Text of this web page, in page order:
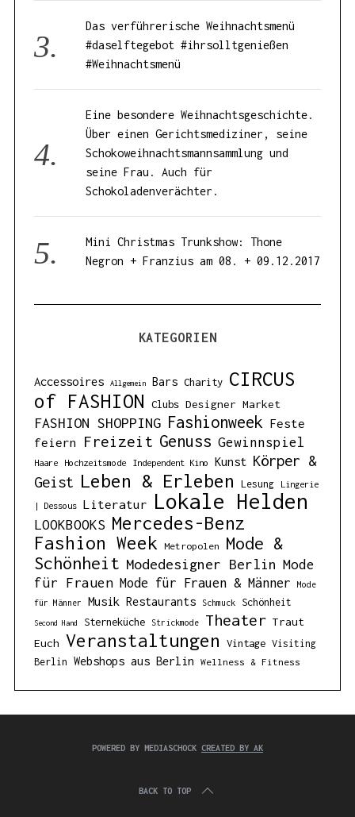
Das verführerische Weihnachtsmenü
#daselftegebot #ihrsolltgenießen
#Weihnachtsmenü
Eine besondere Weihnachtsgeschichte.
Über einen Gerichtsmediziner, seine
Schokoweihnachtsmannsammlung und
seine Frau. Auch für
Schokoladenverächter.
Mini Christmas Trunkshow: Thone
Negron + Franzius am 08. + 09.12.2017
KATEGORIEN
Accessoires Allgemein Bars Charity CIRCUS
of FASHION Clubs Designer Market
FASHION SHOPPING Fashionweek Feste
feiern
Freizeit Genuss Gewinnspiel
Haare Hochzeitsmode Independent Kino Kunst Körper &
Geist Leben & Erleben Lesung Lingerie
| Dessous Literatur Lokale Helden
LOOKBOOKS Mercedes-Benz
Fashion Week Metropolen
Mode &
Schönheit Modedesigner Berlin Mode
für Frauen Mode für Frauen & Männer
Mode
für Männer
Musik Restaurants Schmuck Schönheit
Second Hand Sterneküche Strickmode Theater Traut
Euch Veranstaltungen Vintage Visiting
Berlin Webshops aus Berlin Wellness & Fitness
POWERED BY MEDIASCHOCK CREATED BY AK
BACK TO TOP